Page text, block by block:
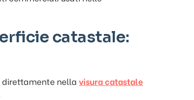
catastale:
nella visura catastale